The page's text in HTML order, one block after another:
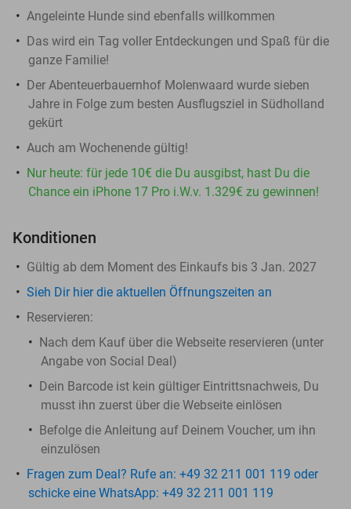
Angeleinte Hunde sind ebenfalls willkommen
Das wird ein Tag voller Entdeckungen und Spaß für die
ganze Familie!
Der Abenteuerbauernhof Molenwaard wurde sieben
Jahre in Folge zum besten Ausflugsziel in Südholland
gekürt
Auch am Wochenende gültig!
Nur heute: für jede 10€ die Du ausgibst, hast Du die
Chance ein iPhone 17 Pro i.W.v. 1.329€ zu gewinnen!
Konditionen
Gültig ab dem Moment des Einkaufs bis 3 Jan. 2027
Sieh Dir hier die aktuellen Öffnungszeiten an
Reservieren:
Nach dem Kauf über die Webseite reservieren (unter
Angabe von Social Deal)
Dein Barcode ist kein gültiger Eintrittsnachweis, Du
musst ihn zuerst über die Webseite einlösen
Befolge die Anleitung auf Deinem Voucher, um ihn
einzulösen
Fragen zum Deal? Rufe an: +49 32 211 001 119 oder
schicke eine WhatsApp: +49 32 211 001 119